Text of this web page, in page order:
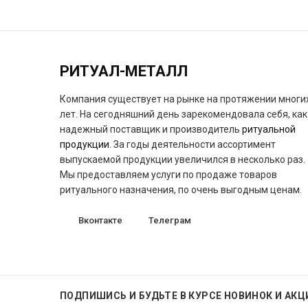
РИТУАЛ-МЕТАЛЛ
Компания существует на рынке на протяжении
лет. На сегодняшний день зарекомендовала себя, как
надежный поставщик и производитель ритуальной
продукции . За годы деятельности ассортимент
выпускаемой продукции увеличился в несколько раз.
Мы предоставляем услуги по продаже товаров
ритуального назначения, по очень выгодным ценам.
Вконтакте Телеграм
ПОДПИШИСЬ И БУДЬТЕ В КУРСЕ НОВИНОК И